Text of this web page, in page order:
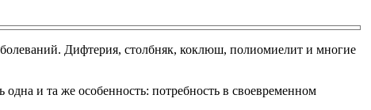
Дифтерия, столбняк, коклюш, полиомиелит и многие
и та же особенность: потребность в своевременном